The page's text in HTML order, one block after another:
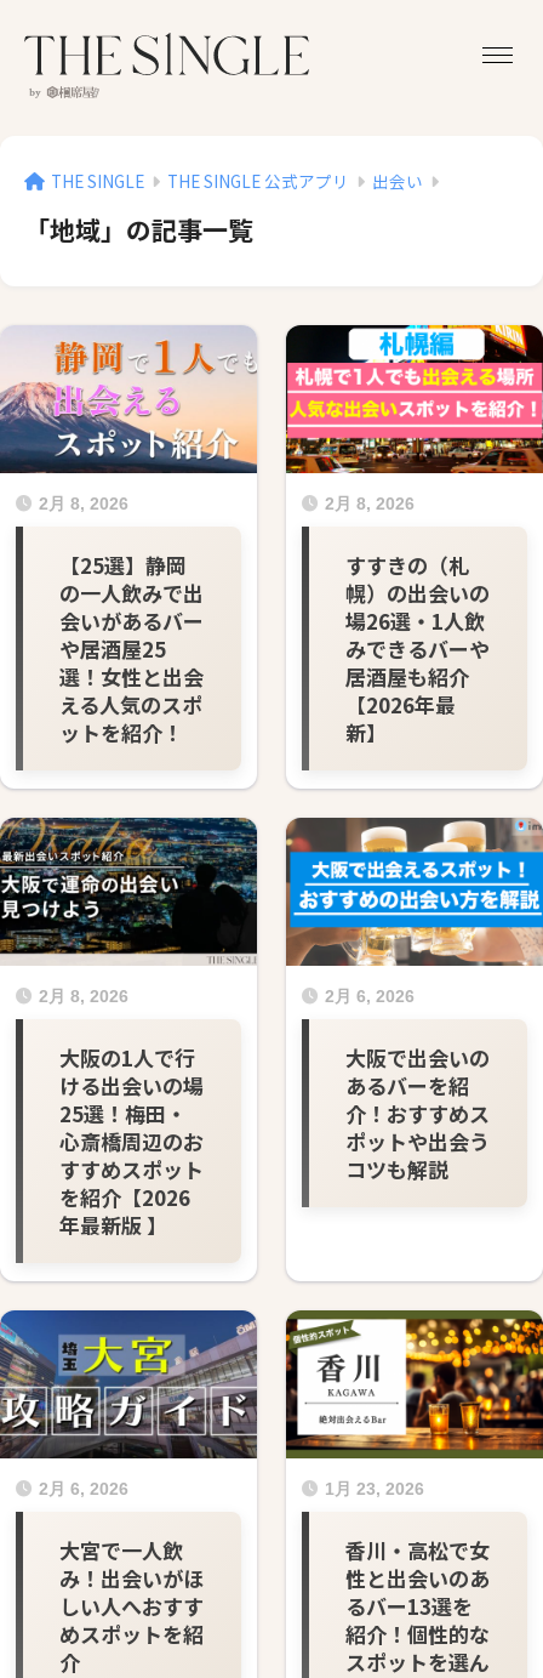
THE SINGLE THE SINGLE 公式アプリ 出会い
「地域」の記事一覧
2月 8, 2026
【25選】静岡
の一人飲みで出
会いがあるバー
や居酒屋25
選！女性と出会
える人気のスポ
ットを紹介！
2月 8, 2026
すすきの（札
幌）の出会いの
場26選・1人飲
みできるバーや
居酒屋も紹介
【2026年最
新】
2月 8, 2026
大阪の1人で行
ける出会いの場
25選！梅田・
心斎橋周辺のお
すすめスポット
を紹介【2026
年最新版 】
2月 6, 2026
大阪で出会いの
あるバーを紹
介！おすすめス
ポットや出会う
コツも解説
2月 6, 2026
大宮で一人飲
み！出会いがほ
しい人へおすす
めスポットを紹
介
1月 23, 2026
香川・高松で女
性と出会いのあ
るバー13選を
紹介！個性的な
スポットを選ん